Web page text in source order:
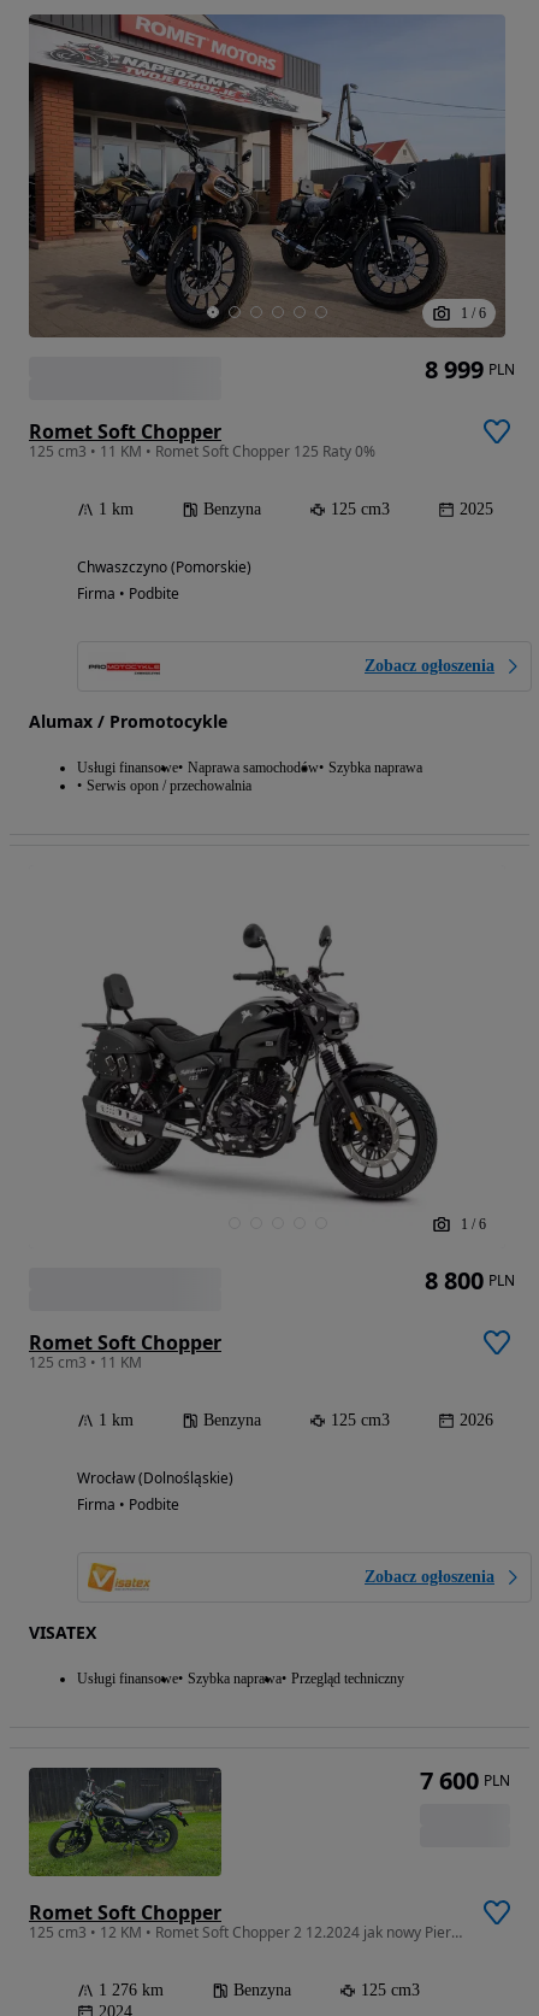
1 / 6
Romet Soft Chopper
125 cm3 • 11 KM • Romet Soft Chopper 125 Raty 0%
1 km Benzyna 125 cm3 2025
Chwaszczyno (Pomorskie)
Firma • Podbite
Zobacz ogłoszenia
Alumax / Promotocykle
Usługi finansowe Naprawa samochodów Szybka naprawa
Serwis opon / przechowalnia
8 999 PLN
1 / 6
Romet Soft Chopper
125 cm3 • 11 KM
1 km Benzyna 125 cm3 2026
Wrocław (Dolnośląskie)
Firma • Podbite
Zobacz ogłoszenia
VISATEX
Usługi finansowe Szybka naprawa Przegląd techniczny
8 800 PLN
Romet Soft Chopper
125 cm3 • 12 KM • Romet Soft Chopper 2 12.2024 jak nowy Pierwszy właściciel Kufer Alarm
1 276 km Benzyna
125 cm3
2024
7 600 PLN